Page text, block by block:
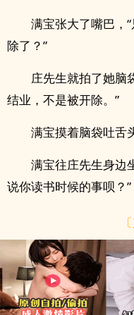
满宝张大了嘴巴，
除了？”
庄先生就拍了她脑
结业，不是被开除。”
满宝摸着脑袋吐舌
满宝往庄先生身边
说你读书时候的事呗？”